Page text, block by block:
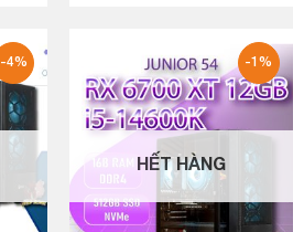
-4% -1%
HẾT HÀNG